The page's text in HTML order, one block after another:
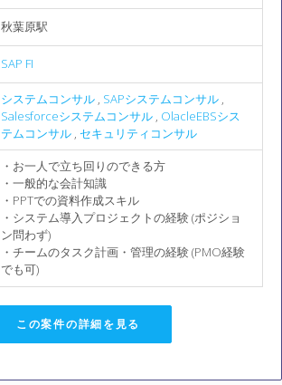
秋葉原駅
SAP FI
システムコンサル , SAPシステムコンサル ,
Salesforceシステムコンサル , OlacleEBSシス
テムコンサル , セキュリティコンサル
・お一人で立ち回りのできる方
・一般的な会計知識
・PPTでの資料作成スキル
・システム導入プロジェクトの経験 (ポジショ
ン問わず)
・チームのタスク計画・管理の経験 (PMO経験
でも可)
この案件の詳細を見る